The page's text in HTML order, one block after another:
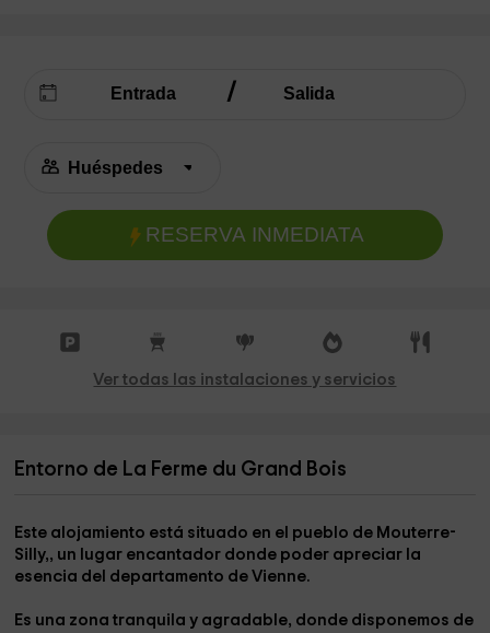
RESERVA INMEDIATA
Ver todas las instalaciones y servicios
Entorno de La Ferme du Grand Bois
Este alojamiento está situado en el pueblo de Mouterre-
Silly,, un lugar encantador donde poder apreciar la
esencia del departamento deVienne.
Es una zona tranquila y agradable, donde disponemos de